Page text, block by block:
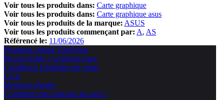
Voir tous les produits dans: Carte graphique
Voir tous les produits dans: Carte graphique asus
Voir tous les produits de la marque: ASUS
Voir tous les produits commençant par: A AS
Référencé le: 11/06/2026
Pourquoi choisir TopAchat
Besoin d'aide ? Contacte nous
Conditions Générales de vente
CGU
Mentions légales
Comment sont collectés les avis ?